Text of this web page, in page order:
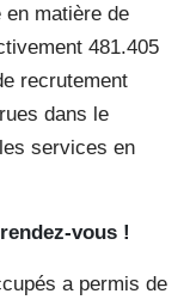
matière de
481.405
recrutement
dans le
services en
vous !
a permis de